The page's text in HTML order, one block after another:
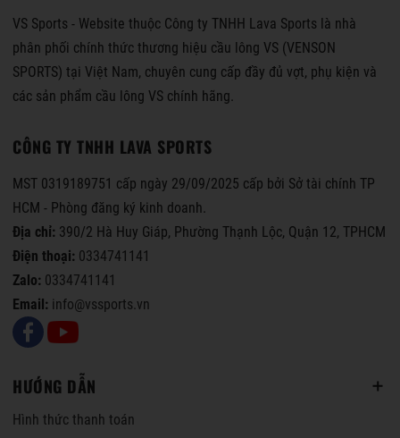
VS Sports - Website thuộc Công ty TNHH Lava Sports là nhà
phân phối chính thức thương hiệu cầu lông VS (VENSON
SPORTS) tại Việt Nam, chuyên cung cấp đầy đủ vợt, phụ kiện và
các sản phẩm cầu lông VS chính hãng.
CÔNG TY TNHH LAVA SPORTS
MST 0319189751 cấp ngày 29/09/2025 cấp bởi Sở tài chính TP
HCM - Phòng đăng ký kinh doanh.
Địa chỉ: 390/2 Hà Huy Giáp, Phường Thạnh Lộc, Quận 12, TPHCM
Điện thoại: 0334741141
Zalo: 0334741141
Email: info@vssports.vn
HƯỚNG DẪN
Hình thức thanh toán